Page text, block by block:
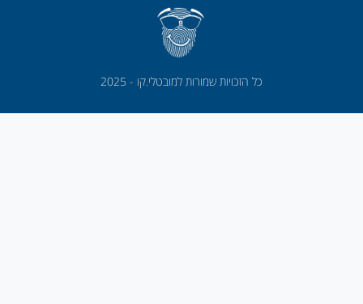
כל הזכויות שמורות למובטלי.קו - 2025